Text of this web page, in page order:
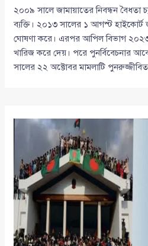
২০০৯ সালে জামায়াতের নিবন্ধন বৈধতা
ব্যক্তি। ২০১৩ সালের ১ আগস্ট হাইকোর্ট
ঘোষণা করে। এরপর আপিল বিভাগ
খারিজ করে দেয়। পরে পুনর্বিবেচনার
সালের ২২ অক্টোবর মামলাটি